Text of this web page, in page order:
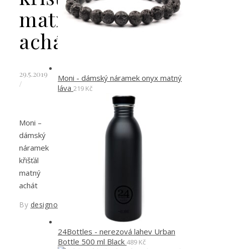
matný
achát
29.5.2019
/
Moni –
dámský
náramek
křišťál
matný
achát
By designoved
Moni - dámský náramek onyx matný
láva 219 Kč
24Bottles - nerezová lahev Urban
Bottle 500 ml Black 489 Kč